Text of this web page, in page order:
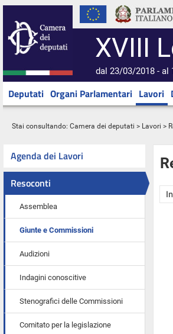
XVIII
dal 23/03/2018 - al
Deputati Organi Parlamentari Lavori
Stai consultando: Camera dei deputati > Lavori >
Agenda dei Lavori
Resoconti
Assemblea
Giunte e Commissioni
Audizioni
Indagini conoscitive
Stenografici delle Commissioni
Comitato per la legislazione